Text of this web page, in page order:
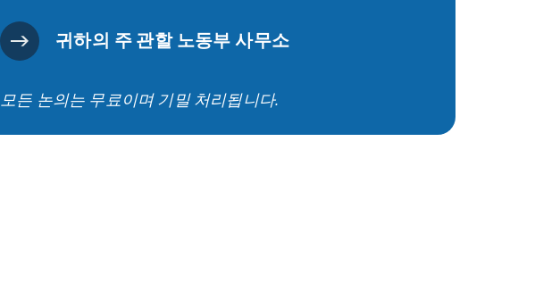
귀하의 주 관할 노동부 사무소
모든 논의는 무료이며 기밀 처리됩니다.